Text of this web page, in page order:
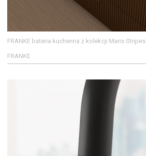
FRANKE bateria kuchenna z kolekcji Maris Stripes
FRANKE